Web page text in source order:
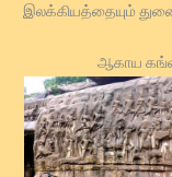
இலக்கியத்தையும்
ஆகாய